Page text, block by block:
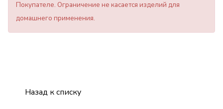
Покупателе. Ограничение не касается изделий для
домашнего применения.
Назад к списку